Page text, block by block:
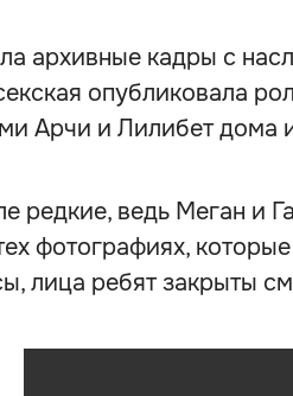
архивные кадры с
опубликовала
Арчи и Лилибет дома
редкие, ведь Меган и
фотографиях,
лица ребят закрыты